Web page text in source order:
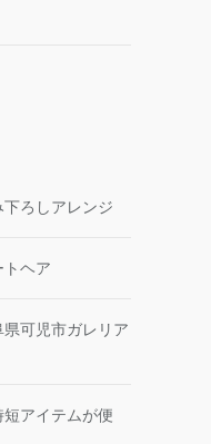
ろしアレンジ
ヘア
可児市ガレリア
アイテムが便